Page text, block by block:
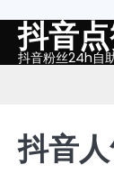
Skip抖音
抖音粉丝24h自
抖音